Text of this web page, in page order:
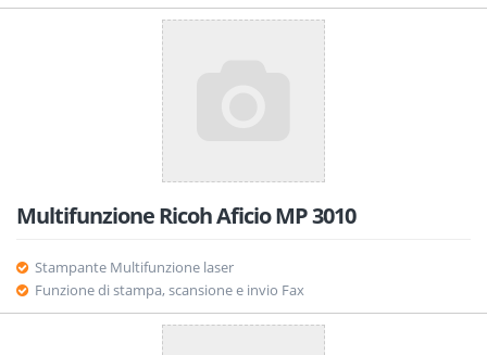
Multifunzione Ricoh Aficio MP 3010
Stampante Multifunzione laser
Funzione di stampa, scansione e invio Fax